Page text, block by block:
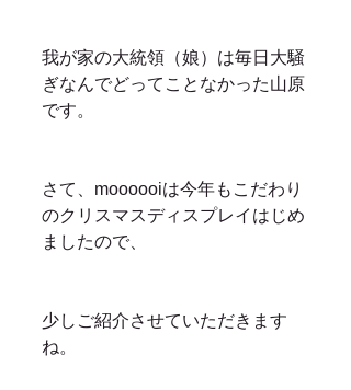
我が家の大統領（娘）は毎日大騒
ぎなんでどってことなかった山原
です。
さて、moooooiは今年もこだわり
のクリスマスディスプレイはじめ
ましたので、
少しご紹介させていただきます
ね。